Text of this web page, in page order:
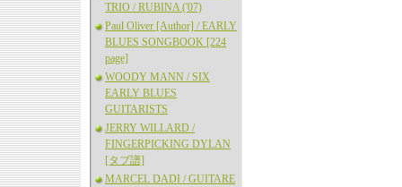
TRIO / RUBINA ('07)
Paul Oliver [Author] / EARLY
BLUES SONGBOOK [224
page]
WOODY MANN / SIX
EARLY BLUES
GUITARISTS
JERRY WILLARD /
FINGERPICKING DYLAN
[タブ譜]
MARCEL DADI / GUITARE